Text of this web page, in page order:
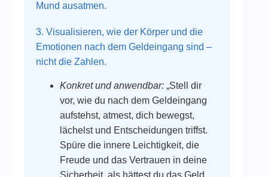
Mund ausatmen.
3. Visualisieren, wie der Körper und die
Emotionen nach dem Geldeingang sind –
nicht die Zahlen.
Konkret und anwendbar: „Stell dir
vor, wie du nach dem Geldeingang
aufstehst, atmest, dich bewegst,
lächelst und Entscheidungen triffst.
Spüre die innere Leichtigkeit, die
Freude und das Vertrauen in deine
Sicherheit, als hättest du das Geld